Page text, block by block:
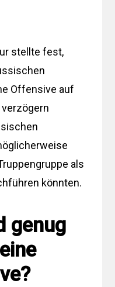
stellte fest,
Offensive auf
als
könnten.
genug